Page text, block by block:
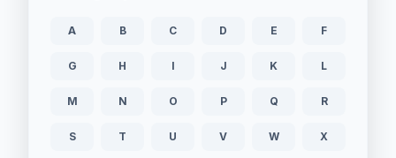
A B C D E F
G H I J K L
M N O P Q R
S T U V W X